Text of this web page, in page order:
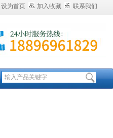
设为首页 加入收藏 联系我们